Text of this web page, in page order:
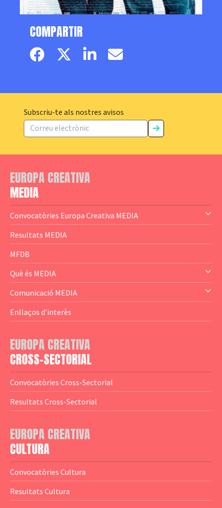
COMPARTIR
Facebook pageTwitter page
LinkedinEmail
Subscriu-te als nostres avisos
EUROPA CREATIVA
MEDIA
Convocatòries Europa Creativa MEDIA
— Content Cluster
— Business Cluster
— Audience Cluster
— Altres
Resultats MEDIA
MFDB
Què és MEDIA
— El subprograma MEDIA
— Agència Executiva
— Logotips
Comunicació MEDIA
— Estrenes a Catalunya
— Notícies
— Guies MEDIA
— Altres Guies
— Presentacions
— Estudis
— Anuaris
— Catàlegs
— Estadístiques
Enllaços d’interès
EUROPA CREATIVA
CROSS-SECTORIAL
Convocatòries Cross-Sectorial
Resultats Cross-Sectorial
EUROPA CREATIVA
CULTURA
Convocatòries Cultura
Resultats Cultura